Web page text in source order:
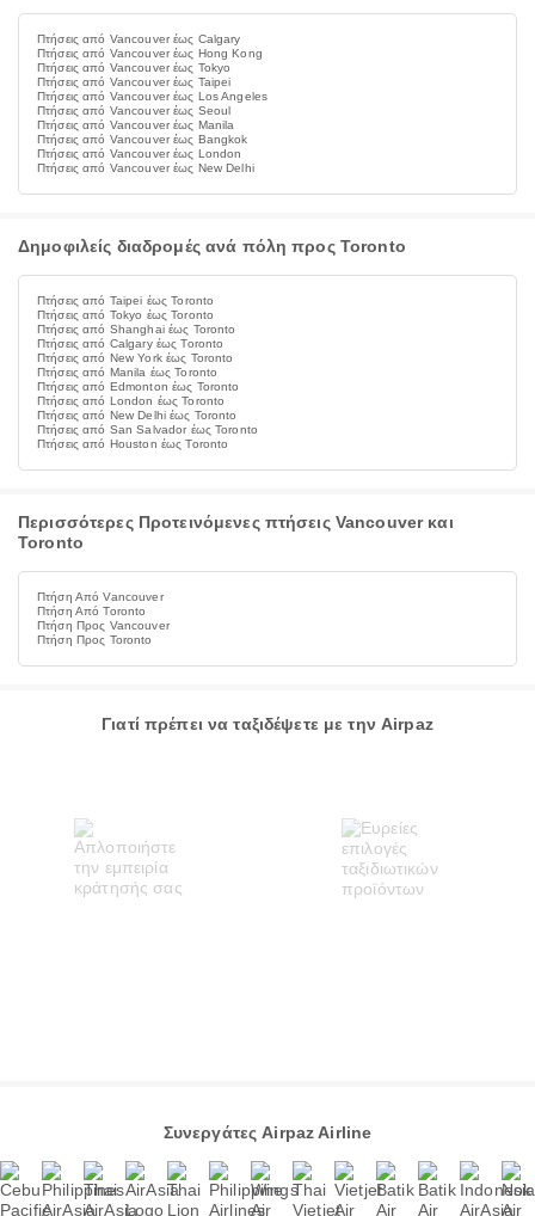
Πτήσεις από Vancouver έως Calgary
Πτήσεις από Vancouver έως Hong Kong
Πτήσεις από Vancouver έως Tokyo
Πτήσεις από Vancouver έως Taipei
Πτήσεις από Vancouver έως Los Angeles
Πτήσεις από Vancouver έως Seoul
Πτήσεις από Vancouver έως Manila
Πτήσεις από Vancouver έως Bangkok
Πτήσεις από Vancouver έως London
Πτήσεις από Vancouver έως New Delhi
Δημοφιλείς διαδρομές ανά πόλη προς Toronto
Πτήσεις από Taipei έως Toronto
Πτήσεις από Tokyo έως Toronto
Πτήσεις από Shanghai έως Toronto
Πτήσεις από Calgary έως Toronto
Πτήσεις από New York έως Toronto
Πτήσεις από Manila έως Toronto
Πτήσεις από Edmonton έως Toronto
Πτήσεις από London έως Toronto
Πτήσεις από New Delhi έως Toronto
Πτήσεις από San Salvador έως Toronto
Πτήσεις από Houston έως Toronto
Περισσότερες Προτεινόμενες πτήσεις Vancouver και
Toronto
Πτήση Από Vancouver
Πτήση Από Toronto
Πτήση Προς Vancouver
Πτήση Προς Toronto
Γιατί πρέπει να ταξιδέψετε με την Airpaz
Συνεργάτες Airpaz Airline